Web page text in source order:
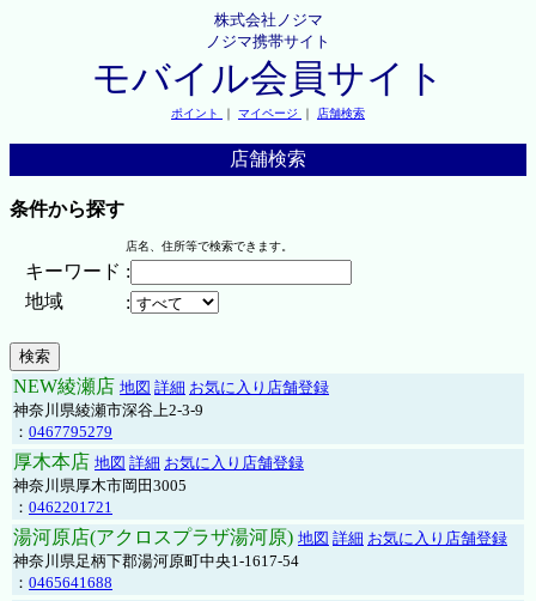
株式会社ノジマ
ノジマ携帯サイト
モバイル会員サイト
ポイント ｜ マイページ ｜ 店舗検索
店舗検索
条件から探す
店名、住所等で検索できます。
キーワード :
地域
:
NEW綾瀬店 地図 詳細 お気に入り店舗登録
神奈川県綾瀬市深谷上2-3-9
： 0467795279
厚木本店 地図 詳細 お気に入り店舗登録
神奈川県厚木市岡田3005
： 0462201721
湯河原店(アクロスプラザ湯河原) 地図 詳細 お気に入り店舗登録
神奈川県足柄下郡湯河原町中央1-1617-54
： 0465641688